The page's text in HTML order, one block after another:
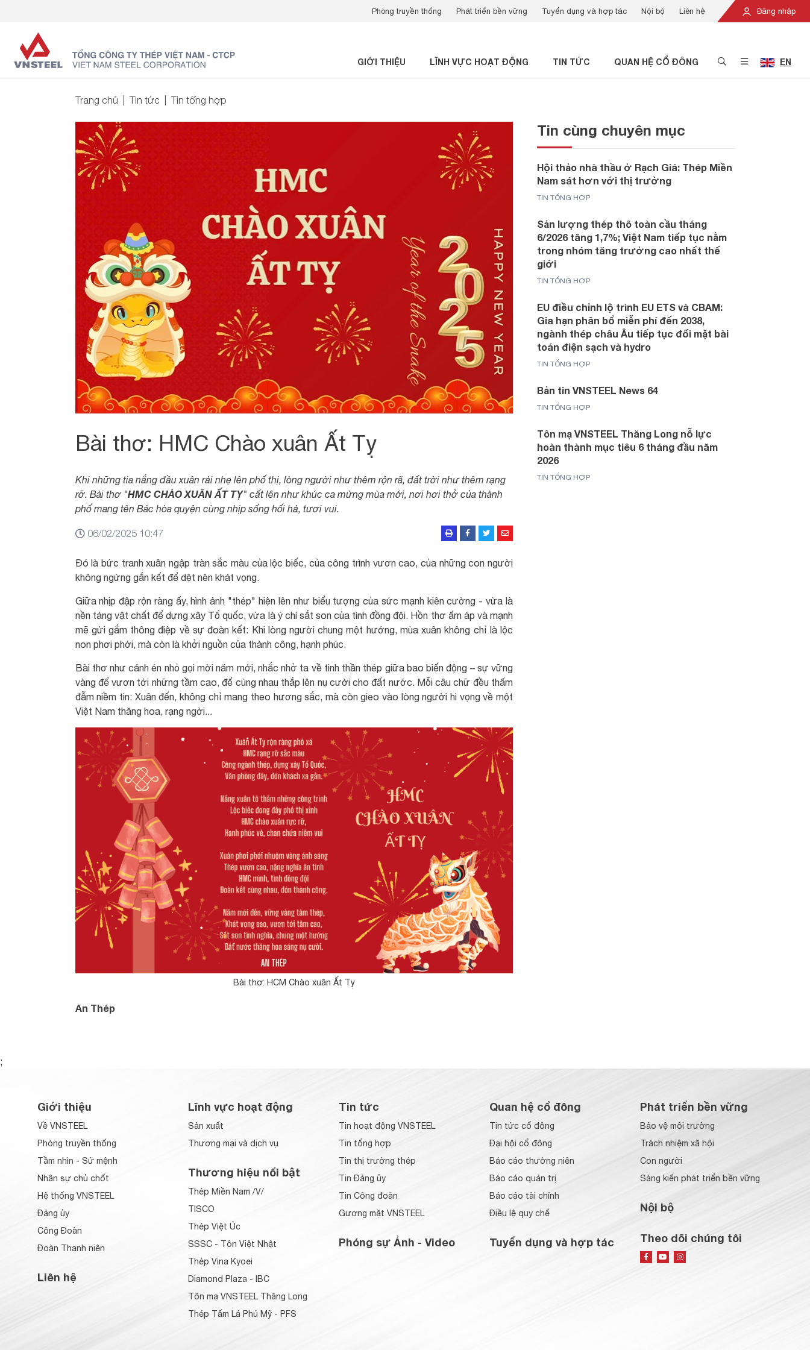
Đăng nhập
Phòng truyền thống Phát triển bền vững Tuyển dụng và hợp tác Nội bộ Liên hệ
GIỚI THIỆU LĨNH VỰC HOẠT ĐỘNG TIN TỨC QUAN HỆ CỔ ĐÔNG EN
Trang chủ Tin tức Tin tổng hợp
Bài thơ: HMC Chào xuân Ất Tỵ
Khi những tia nắng đầu xuân rải nhẹ lên phố thị, lòng người như thêm rộn rã, đất trời như thêm rạng
rỡ. Bài thơ "HMC CHÀO XUÂN ẤT TỴ" cất lên như khúc ca mừng mùa mới, nơi hơi thở của thành
phố mang tên Bác hòa quyện cùng nhịp sống hối hả, tươi vui.
06/02/2025 10:47
Đó là bức tranh xuân ngập tràn sắc màu của lộc biếc, của công trình vươn cao, của những con người
không ngừng gắn kết để dệt nên khát vọng.
Giữa nhịp đập rộn ràng ấy, hình ảnh "thép" hiện lên như biểu tượng của sức mạnh kiên cường - vừa là
nền tảng vật chất để dựng xây Tổ quốc, vừa là ý chí sắt son của tình đồng đội. Hồn thơ ấm áp và mạnh
mẽ gửi gắm thông điệp về sự đoàn kết: Khi lòng người chung một hướng, mùa xuân không chỉ là lộc
non phơi phới, mà còn là khởi nguồn của thành công, hạnh phúc.
Bài thơ như cánh én nhỏ gọi mời năm mới, nhắc nhở ta về tinh thần thép giữa bao biến động – sự vững
vàng để vươn tới những tầm cao, để cùng nhau thắp lên nụ cười cho đất nước. Mỗi câu chữ đều thấm
đẫm niềm tin: Xuân đến, không chỉ mang theo hương sắc, mà còn gieo vào lòng người hi vọng về một
Việt Nam thăng hoa, rạng ngời...
Bài thơ: HCM Chào xuân Ất Tỵ
An Thép
Tin cùng chuyên mục
Hội thảo nhà thầu ở Rạch Giá: Thép Miền
Nam sát hơn với thị trường
TIN TỔNG HỢP
Sản lượng thép thô toàn cầu tháng
6/2026 tăng 1,7%; Việt Nam tiếp tục nằm
trong nhóm tăng trưởng cao nhất thế
giới
TIN TỔNG HỢP
EU điều chỉnh lộ trình EU ETS và CBAM:
Gia hạn phân bổ miễn phí đến 2038,
ngành thép châu Âu tiếp tục đối mặt bài
toán điện sạch và hydro
TIN TỔNG HỢP
Bản tin VNSTEEL News 64
TIN TỔNG HỢP
Tôn mạ VNSTEEL Thăng Long nỗ lực
hoàn thành mục tiêu 6 tháng đầu năm
2026
TIN TỔNG HỢP
;
Giới thiệu
Về VNSTEEL
Phòng truyền thống
Tầm nhìn - Sứ mệnh
Nhân sự chủ chốt
Hệ thống VNSTEEL
Đảng ủy
Công Đoàn
Đoàn Thanh niên
Liên hệ
Lĩnh vực hoạt động
Sản xuất
Thương mại và dịch vụ
Thương hiệu nổi bật
Thép Miền Nam /V/
TISCO
Thép Việt Úc
SSSC - Tôn Việt Nhật
Thép Vina Kyoei
Diamond Plaza - IBC
Tôn mạ VNSTEEL Thăng Long
Thép Tấm Lá Phú Mỹ - PFS
Tin tức
Tin hoạt động VNSTEEL
Tin tổng hợp
Tin thị trường thép
Tin Đảng ủy
Tin Công đoàn
Gương mặt VNSTEEL
Phóng sự Ảnh - Video
Quan hệ cổ đông
Tin tức cổ đông
Đại hội cổ đông
Báo cáo thường niên
Báo cáo quản trị
Báo cáo tài chính
Điều lệ quy chế
Tuyển dụng và hợp tác
Phát triển bền vững
Bảo vệ môi trường
Trách nhiệm xã hội
Con người
Sáng kiến phát triển bền vững
Nội bộ
Theo dõi chúng tôi